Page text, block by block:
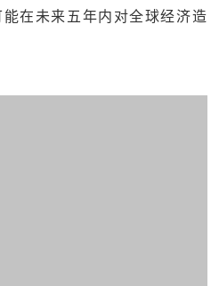
在未来五年内对全球经济造